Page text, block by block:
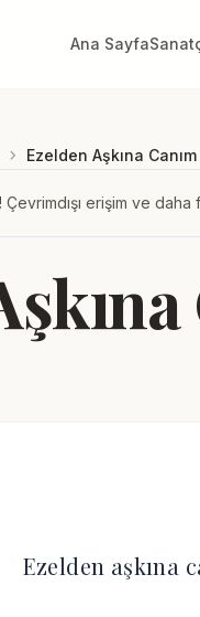
Ana Sayfa
chevron_right Ezelden Aşkına Canım
Çevrimdışı erişim ve daha
Ezelden aşkına